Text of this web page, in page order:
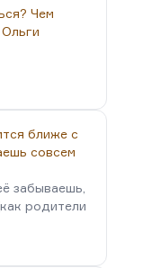
в ХХ веке
условно
«Русские
это
это тот
Чем
ближе с
совсем
забываешь,
родители